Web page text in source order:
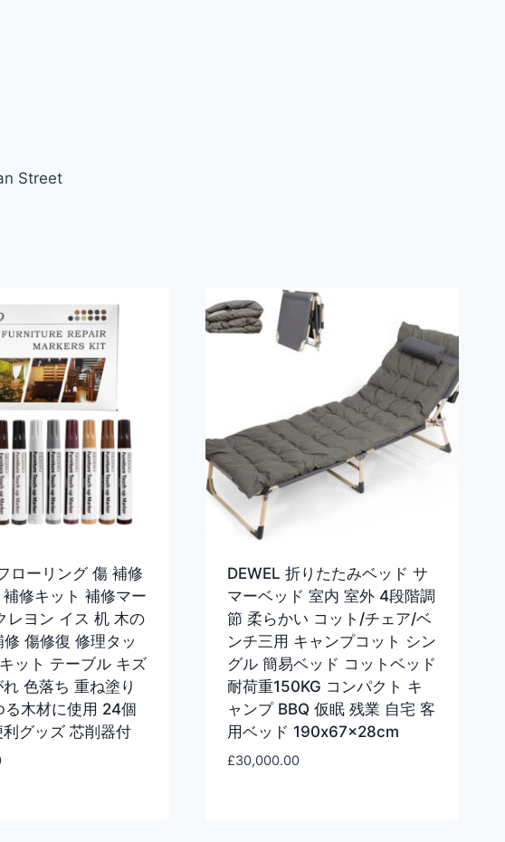
Street
ローリング 傷 補修
修キット 補修マー
レヨン イス 机 木の
傷修復 修理タッ
ット テーブル キズ
色落ち 重ね塗り
る木材に使用 24個
グッズ 芯削器付
DEWEL 折りたたみベッド サ
マーベッド 室内 室外 4段階調
節 柔らかい コット/チェア/ベ
ンチ三用 キャンプコット シン
グル 簡易ベッド コットベッド
耐荷重150KG コンパクト キ
ャンプ BBQ 仮眠 残業 自宅 客
用ベッド 190x67x28cm
£30,000.00